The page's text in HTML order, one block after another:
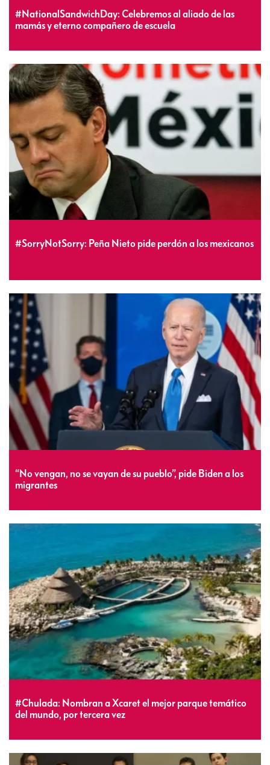
#NationalSandwichDay: Celebremos al aliado de las
mamás y eterno compañero de escuela
#SorryNotSorry: Peña Nieto pide perdón a los mexicanos
“No vengan, no se vayan de su pueblo”, pide Biden a los
migrantes
#Chulada: Nombran a Xcaret el mejor parque temático
del mundo, por tercera vez